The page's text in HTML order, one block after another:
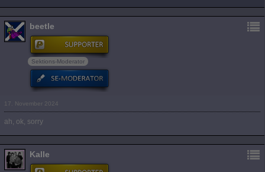
beetle
Sektions-Moderator
17. November 2024
ah, ok, sorry
Kalle